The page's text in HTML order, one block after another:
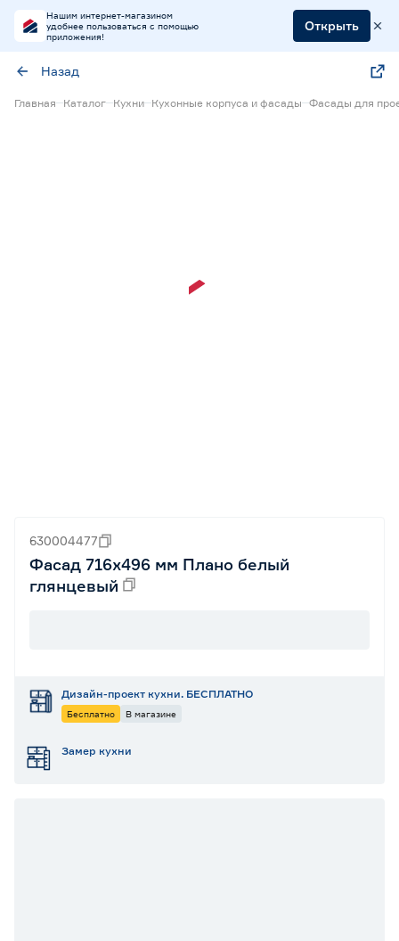
Нашим интернет-магазином
удобнее пользоваться с помощью
приложения!
Открыть
Назад
Главная Каталог Кухни Кухонные корпуса и фасады Фасады для
630004477
Фасад 716х496 мм Плано белый
глянцевый
Дизайн-проект кухни. БЕСПЛАТНО
Бесплатно В магазине
Замер кухни